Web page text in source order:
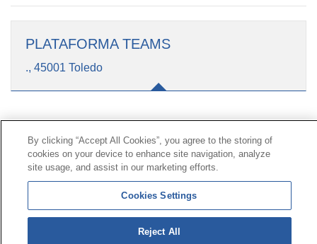
PLATAFORMA TEAMS
., 45001 Toledo
Contacto|Perfil del contratante|Reclamaciones
Línea Universal 900 203 203|Zona Privada Comisión de
Prestaciones Especiales|Zona Privada Proveedor
© Mutua Universal 2026 | Mapa del sitio | Aviso legal
Política de Protección de Datos
By clicking “Accept All Cookies”, you agree to the storing of
cookies on your device to enhance site navigation, analyze
site usage, and assist in our marketing efforts.
Cookies Settings
Reject All